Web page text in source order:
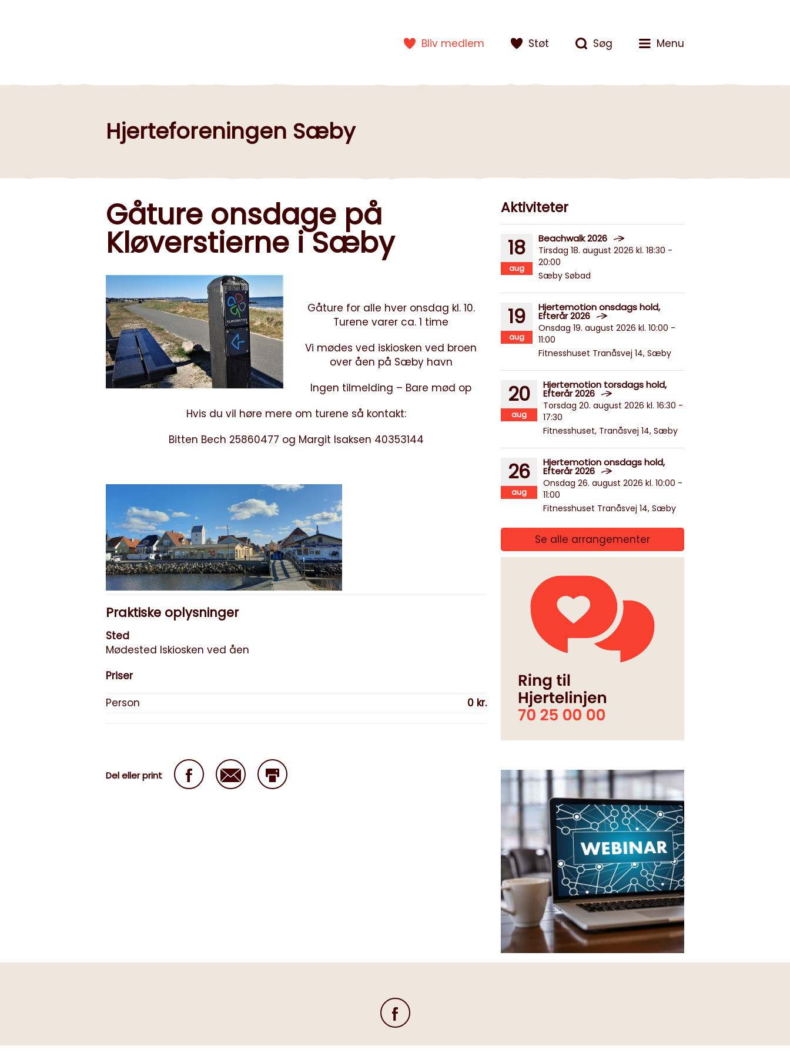
Bliv medlem Støt Søg Menu
Hjerteforeningen Sæby
Gåture onsdage på
Kløverstierne i Sæby
Gåture for alle hver onsdag kl. 10.
Turene varer ca. 1 time
Vi mødes ved iskiosken ved broen
over åen på Sæby havn
Ingen tilmelding – Bare mød op
Hvis du vil høre mere om turene så kontakt:
Bitten Bech 25860477 og Margit Isaksen 40353144
Praktiske oplysninger
Sted
Mødested Iskiosken ved åen
Priser
Person
0 kr.
Del eller print
Aktiviteter
18
aug
Beachwalk 2026
Tirsdag 18. august 2026 kl. 18:30 -
20:00
Sæby Søbad
19
aug
Hjertemotion onsdags hold,
Efterår 2026
Onsdag 19. august 2026 kl. 10:00 -
11:00
Fitnesshuset Tranåsvej 14, Sæby
20
aug
Hjertemotion torsdags hold,
Efterår 2026
Torsdag 20. august 2026 kl. 16:30 -
17:30
Fitnesshuset, Tranåsvej 14, Sæby
26
aug
Hjertemotion onsdags hold,
Efterår 2026
Onsdag 26. august 2026 kl. 10:00 -
11:00
Fitnesshuset Tranåsvej 14, Sæby
Se alle arrangementer